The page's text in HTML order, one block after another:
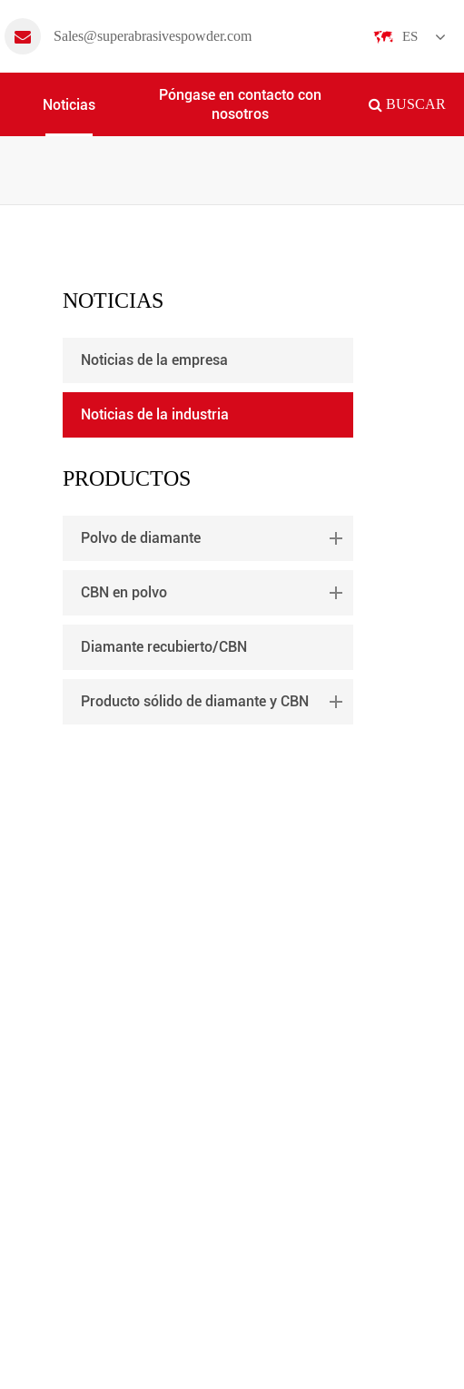
Sales@superabrasivespowder.com ES
English
français
Noticias
Póngase en contacto con
nosotros
BUSCAR
NOTICIAS
Noticias de la empresa
Noticias de la industria
PRODUCTOS
Polvo de diamante
CBN en polvo
Diamante recubierto/CBN
Producto sólido de diamante y CBN